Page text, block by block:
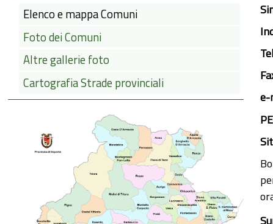
e-
Elenco e mappa Comuni
Foto dei Comuni
Altre gallerie foto
Cartografia Strade provinciali